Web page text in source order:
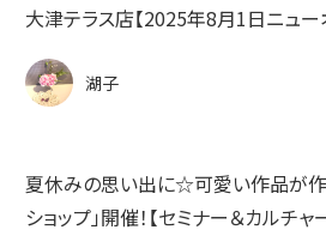
大津テラス店【2025年8月1日ニュー
湖子
夏休みの思い出に☆可愛い作品が作
ショップ」開催！【セミナー＆カルチ